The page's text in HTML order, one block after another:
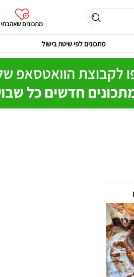
מתכונים שאהבתי
מתכונים לפי שיטת בישול